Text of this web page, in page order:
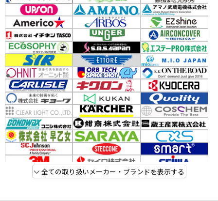
全ての取り扱いメーカー・ブランドを表示する